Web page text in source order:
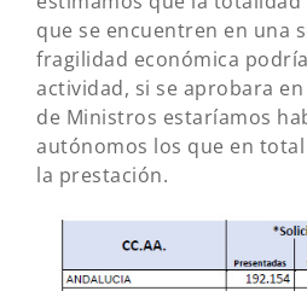
que se encuentren en una
fragilidad económica
actividad, si se aprobara
de Ministros estaríamos
autónomos los que en
la prestación.